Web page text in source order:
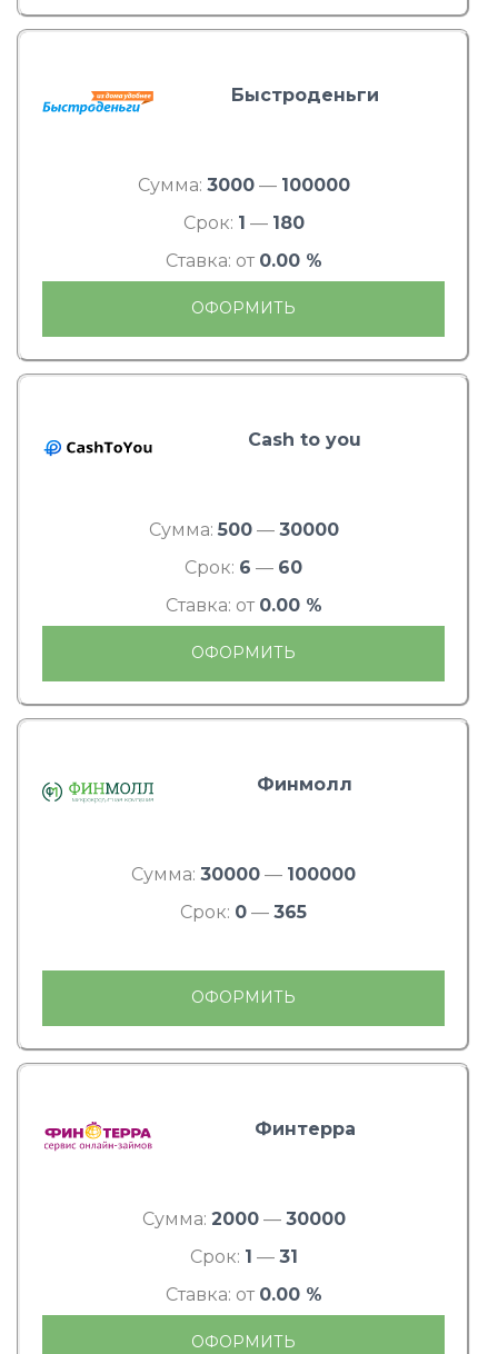
Быстроденьги
Сумма: 3000— 100000
Срок: 1 — 180
Ставка: от 0.00 %
ОФОРМИТЬ
Cash to you
Сумма: 500— 30000
Срок: 6 — 60
Ставка: от 0.00 %
ОФОРМИТЬ
Финмолл
Сумма: 30000 — 100000
Срок: 0 — 365
ОФОРМИТЬ
Финтерра
Сумма: 2000— 30000
Срок: 1 — 31
Ставка: от 0.00 %
ОФОРМИТЬ